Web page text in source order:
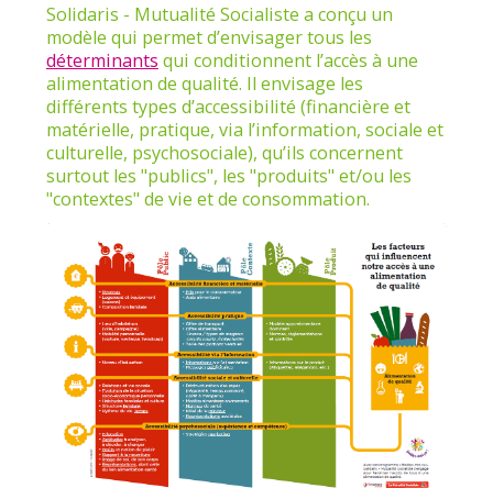
Solidaris - Mutualité Socialiste a conçu un
modèle qui permet d’envisager tous les
déterminants qui conditionnent l’accès à une
alimentation de qualité. Il envisage les
différents types d’accessibilité (financière et
matérielle, pratique, via l’information, sociale et
culturelle, psychosociale), qu’ils concernent
surtout les "publics", les "produits" et/ou les
"contextes" de vie et de consommation.